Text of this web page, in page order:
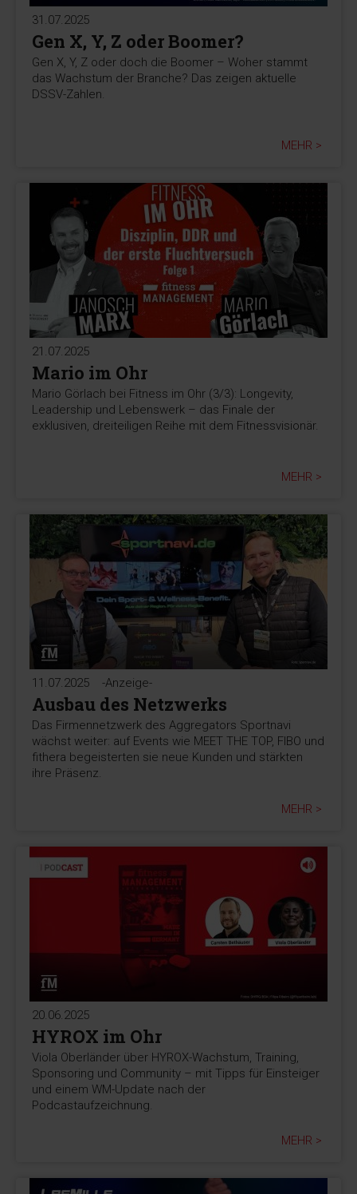
31.07.2025
Gen X, Y, Z oder Boomer?
Gen X, Y, Z oder doch die Boomer – Woher stammt
das Wachstum der Branche? Das zeigen aktuelle
DSSV-Zahlen.
MEHR >
21.07.2025
Mario im Ohr
Mario Görlach bei Fitness im Ohr (3/3): Longevity,
Leadership und Lebenswerk – das Finale der
exklusiven, dreiteiligen Reihe mit dem Fitnessvisionär.
MEHR >
11.07.2025 -Anzeige-
Ausbau des Netzwerks
Das Firmennetzwerk des Aggregators Sportnavi
wächst weiter: auf Events wie MEET THE TOP, FIBO und
fithera begeisterten sie neue Kunden und stärkten
ihre Präsenz.
MEHR >
20.06.2025
HYROX im Ohr
Viola Oberländer über HYROX-Wachstum, Training,
Sponsoring und Community – mit Tipps für Einsteiger
und einem WM-Update nach der
Podcastaufzeichnung.
MEHR >